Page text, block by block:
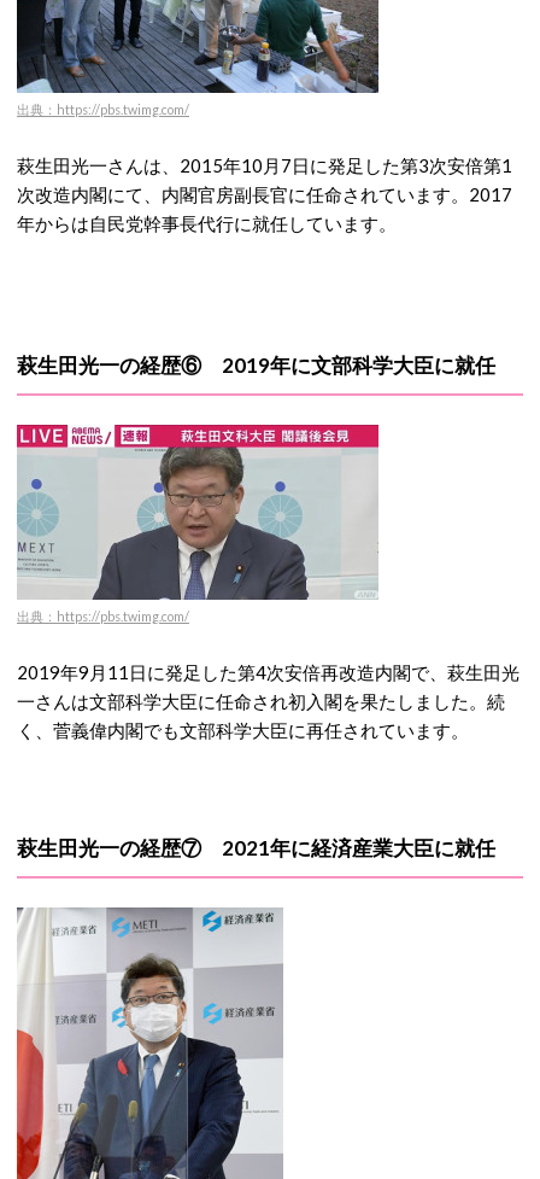
出典：https://pbs.twimg.com/
萩生田光一さんは、2015年10月7日に発足した第3次安倍第1
次改造内閣にて、内閣官房副長官に任命されています。2017
年からは自民党幹事長代行に就任しています。
萩生田光一の経歴⑥ 2019年に文部科学大臣に就任
出典：https://pbs.twimg.com/
2019年9月11日に発足した第4次安倍再改造内閣で、萩生田光
一さんは文部科学大臣に任命され初入閣を果たしました。続
く、菅義偉内閣でも文部科学大臣に再任されています。
萩生田光一の経歴⑦ 2021年に経済産業大臣に就任